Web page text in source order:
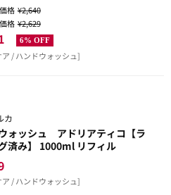
格¥2,640
格¥2,629
6% OFF
/ ハンドウォッシュ]
カ
ォッシュ アドリアティコ【ラ
済み】 1000ml リフィル
/ ハンドウォッシュ]